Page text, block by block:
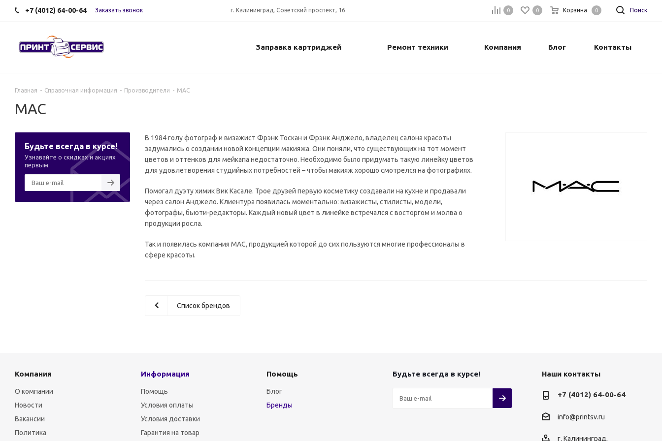
+7 (4012) 64-00-64 Заказать звонок г. Калининград, Советский проспект, 16 Поиск
0 0 Корзина 0
Заправка картриджей Ремонт техники Компания Блог Контакты
Главная - Справочная информация - Производители - MAC
MAC
В 1984 голу фотограф и визажист Фрэнк Тоскан и Фрэнк Анджело, владелец салона красоты
задумались о создании новой концепции макияжа. Они поняли, что существующих на тот момент
цветов и оттенков для мейкапа недостаточно. Необходимо было придумать такую линейку цветов
для удовлетворения студийных потребностей – чтобы макияж хорошо смотрелся на фотографиях.
Помогал дуэту химик Вик Касале. Трое друзей первую косметику создавали на кухне и продавали
через салон Анджело. Клиентура появилась моментально: визажисты, стилисты, модели,
фотографы, бьюти-редакторы. Каждый новый цвет в линейке встречался с восторгом и молва о
продукции росла.
Так и появилась компания МАС, продукцией которой до сих пользуются многие профессионалы в
сфере красоты.
Список брендов
Будьте всегда в курсе!
Узнавайте о скидках и акциях
первым
Компания
О компании
Новости
Вакансии
Политика
Информация
Помощь
Условия оплаты
Условия доставки
Гарантия на товар
Помощь
Блог
Бренды
Будьте всегда в курсе! Наши контакты
+7 (4012) 64-00-64
info@printsv.ru
г. Калининград,